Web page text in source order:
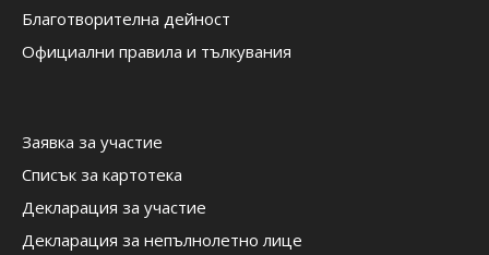
Благотворителна дейност
Официални правила и тълкувания
Заявка за участие
Списък за картотека
Декларация за участие
Декларация за непълнолетно лице